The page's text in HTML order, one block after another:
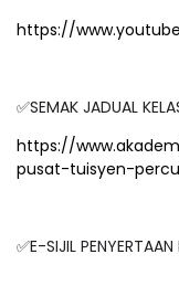
https://
✅SEMAK JADUAL
https://
pusat-tuisyen-
✅E-SIJIL